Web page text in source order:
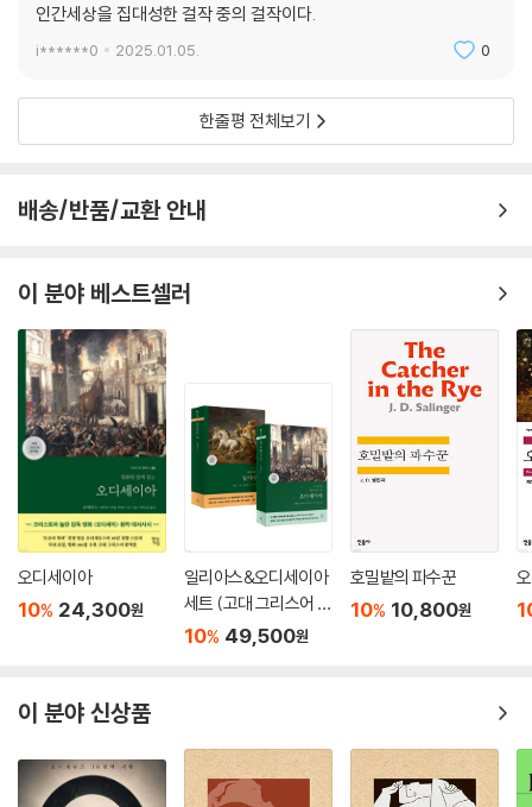
인간세상을 집대성한 걸작 중의 걸작이다.
i******0 2025.01.05. 0
한줄평 전체보기
배송/반품/교환 안내
이 분야 베스트셀러
오디세이아
10% 24,300원
일리아스&오디세이아
세트 (고대 그리스어 완
역본)
10% 49,500원
호밀밭의 파수꾼
10% 10,800원
이 분야 신상품